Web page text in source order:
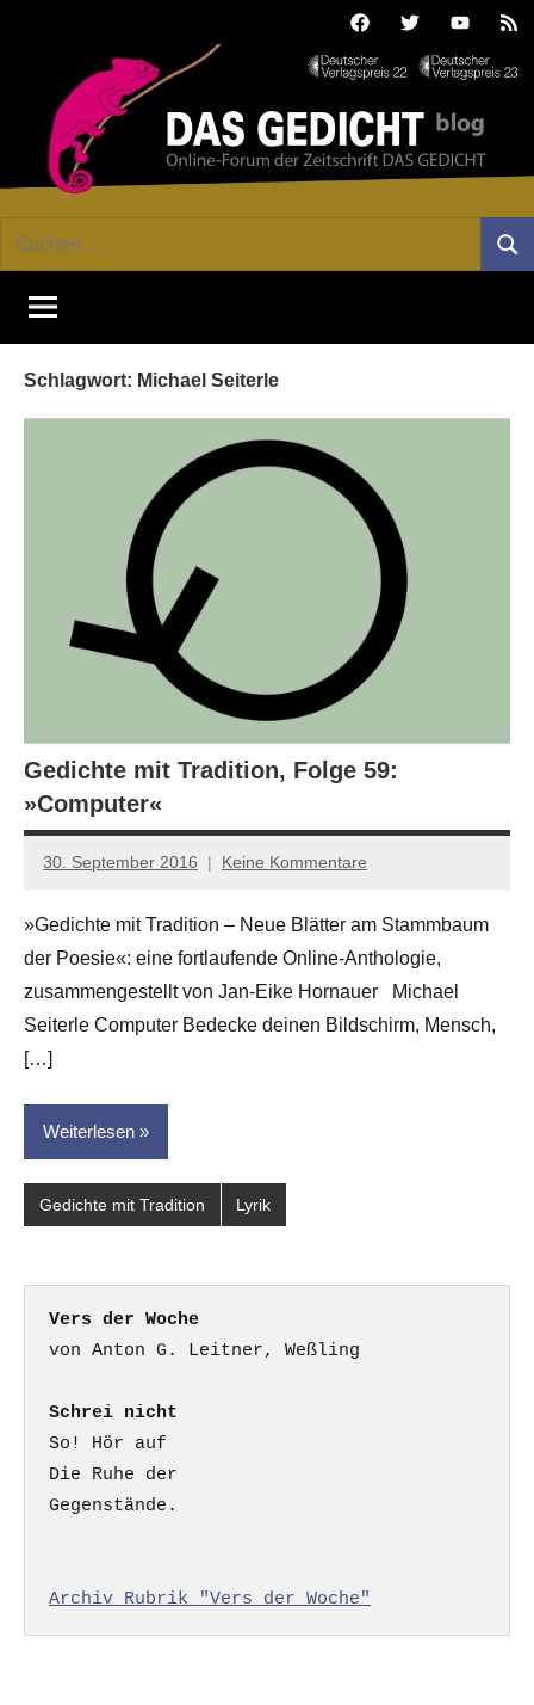
FacebookTwitterYoutube
GEDICHT
blog
Forum
von
DAS
Suchen
Schlagwort: Michael Seiterle
Gedichte mit Tradition, Folge 59:
»Computer«
30. September 2016
Jan-
Hornauer
für
dasgedichtblog
Keine Kommentare
»Gedichte mit Tradition – Neue Blätter am Stammbaum
der Poesie«: eine fortlaufende Online-Anthologie,
zusammengestellt von Jan-Eike Hornauer Michael
Seiterle Computer Bedecke deinen Bildschirm, Mensch,
[…]
Weiterlesen
Gedichte mit Tradition Lyrik
Vers der Woche
Schrei nicht
So! Hör auf
Die Ruhe der
Gegenstände.
Archiv Rubrik "Vers der Woche"